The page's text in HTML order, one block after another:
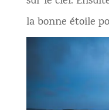
la bonne étoile